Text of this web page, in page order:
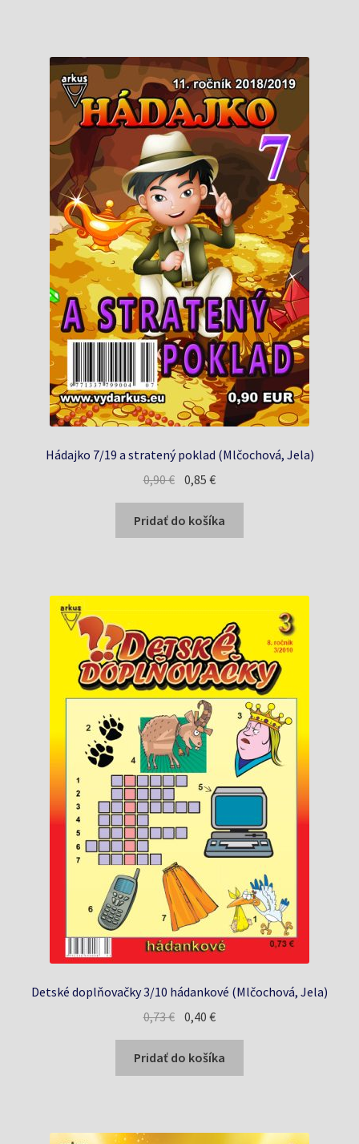
Hádajko 7/19 a stratený poklad (Mlčochová, Jela)
0,90€ Pôvodná
bola:
0,90 €.
0,85€Aktuálna
je:
0,85 €.
Pridať do košíka
Detské doplňovačky 3/10 hádankové (Mlčochová, Jela)
0,73€ Pôvodná
bola:
0,73 €.
0,40€Aktuálna
je:
0,40 €.
Pridať do košíka